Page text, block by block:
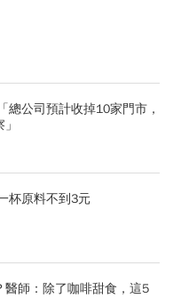
總公司預計收掉10家門市，
杯原料不到3元
醫師：除了咖啡甜食，這5